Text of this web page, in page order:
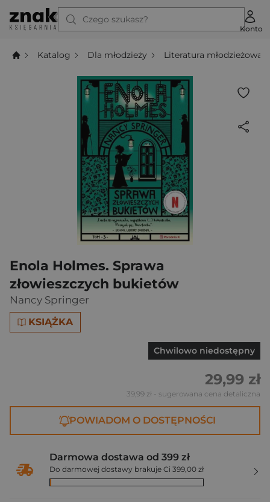
Czego szukasz?
Konto
Katalog Dla młodzieży Literatura młodzieżowa
Enola Holmes. Sprawa
złowieszczych bukietów
Nancy Springer
KSIĄŻKA
Chwilowo niedostępny
29,99 zł
39,99 zł - sugerowana cena detaliczna
POWIADOM O DOSTĘPNOŚCI
Darmowa dostawa od 399 zł
Do darmowej dostawy brakuje Ci 399,00 zł